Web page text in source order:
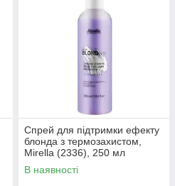
Спрей для підтримки ефекту
блонда з термозахистом,
Mirella (2336), 250 мл
В наявності